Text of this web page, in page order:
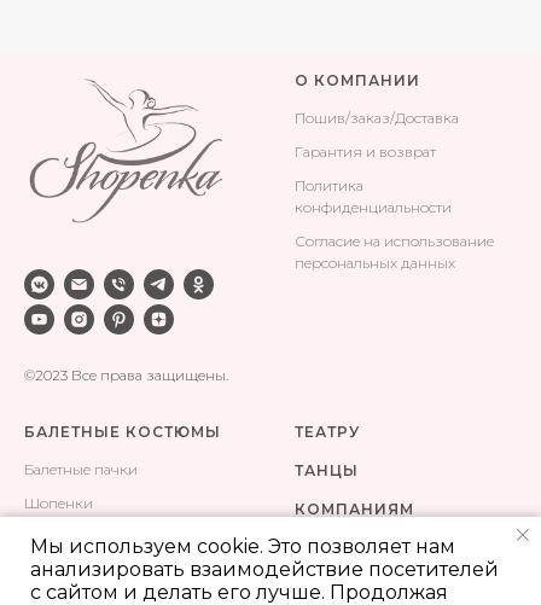
Мы используем cookie. Это позволяет нам
анализировать взаимодействие посетителей
с сайтом и делать его лучше. Продолжая
©2023 Все права защищены.
О КОМПАНИИ
Пошив/заказ/Доставка
Гарантия и возврат
Политика
конфиденциальности
Согласие на использование
персональных данных
БАЛЕТНЫЕ КОСТЮМЫ
Балетные пачки
Шопенки
Одежда для тренировок
Сценические костюмы
ТЕАТРУ
ТАНЦЫ
КОМПАНИЯМ
КОНТАКТЫ
ПОШИВ